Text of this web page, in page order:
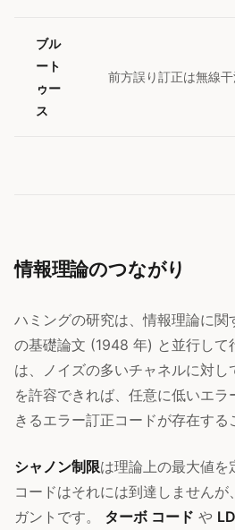
ブル
ート
ゥー
ス
前方誤り訂正は無線干
情報理論のつながり
ハミングの研究は、情報理論に関
の基礎論文 (1948 年) と並行して
は、ノイズの多いチャネルに対
を許容できれば、任意に低いエ
きるエラー訂正コードが存在する
シャノン制限は理論上の最大値
コードはそれには到達しません
ガントです。 ターボ コード や